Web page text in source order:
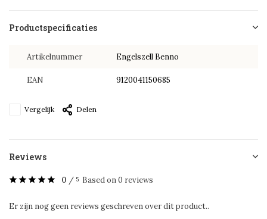
Productspecificaties
Artikelnummer Engelszell Benno
EAN 9120041150685
Vergelijk Delen
Reviews
0 / 5 Based on 0 reviews
Er zijn nog geen reviews geschreven over dit product..